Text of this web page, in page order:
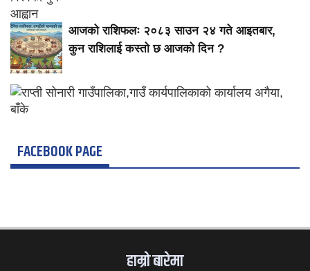
आजको राशिफलः २०८३ साउन २४ गते आइतबार,
कुन राशिलाई कस्तो छ आजको दिन ?
FACEBOOK PAGE
हाम्राे बारेमा